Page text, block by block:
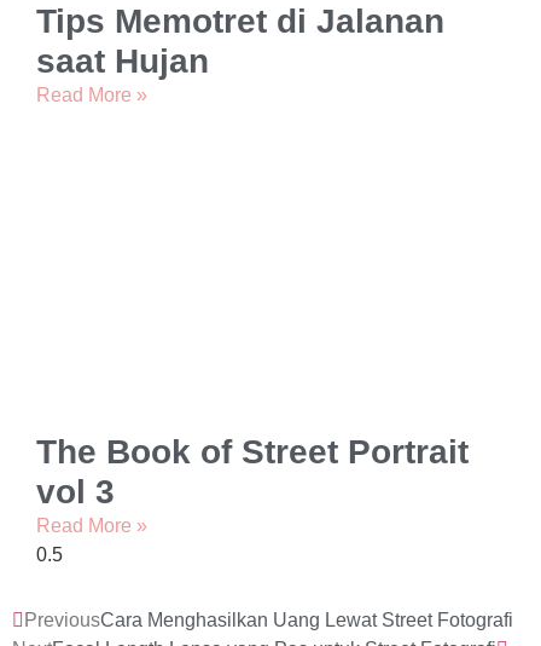
Tips Memotret di Jalanan
saat Hujan
Read More »
The Book of Street Portrait
vol 3
Read More »
PreviousCara Menghasilkan Uang Lewat Street Fotografi